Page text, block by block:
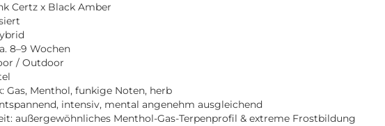
Certz x Black Amber
8–9 Wochen
/ Outdoor
Gas, Menthol, funkige Noten, herb
intensiv, mental angenehm ausgleichend
außergewöhnliches Menthol-Gas-Terpenprofil & extreme Frostbildung